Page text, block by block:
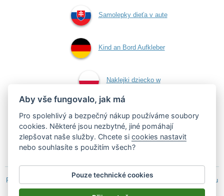
Samolepky dieťa v aute
Kind an Bord Aufkleber
Naklejki dziecko w
aucie
Samolepky dítě v autě
Podle zákona o evidenci tržeb je prodávající povinen vystavit kupujícímu
účtenku.
Aby vše fungovalo, jak má
Pro spolehlivý a bezpečný nákup používáme soubory
cookies. Některé jsou nezbytné, jiné pomáhají
zlepšovat naše služby. Chcete sicookies nastavit
nebo souhlasíte s použitím všech?
Pouze technické cookies